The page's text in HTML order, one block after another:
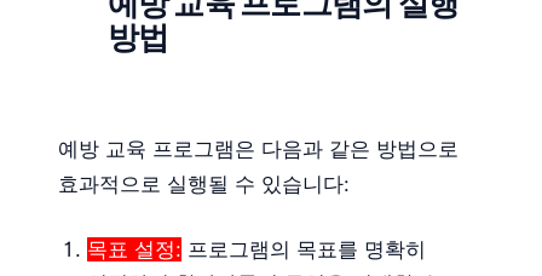
방법
예방 교육 프로그램은 다음과 같은 방법으로
효과적으로 실행될 수 있습니다:
목표 설정: 프로그램의 목표를 명확히